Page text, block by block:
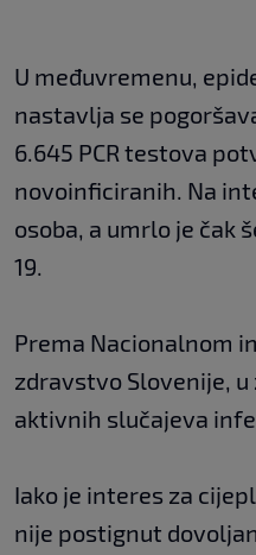
U međuvremenu,
nastavlja se
6.645 PCR testova
novoinficiranih. Na
osoba, a umrlo je čak
19.
Prema Nacionalnom
zdravstvo Slovenije,
aktivnih slučajeva
Iako je interes za
nije postignut